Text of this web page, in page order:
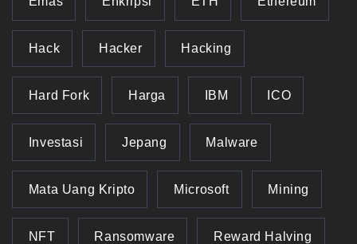
Hack Hacker Hacking
Hard Fork Harga IBM ICO
Investasi Jepang Malware
Mata Uang Kripto Microsoft Mining
NFT Ransomware Reward Halving